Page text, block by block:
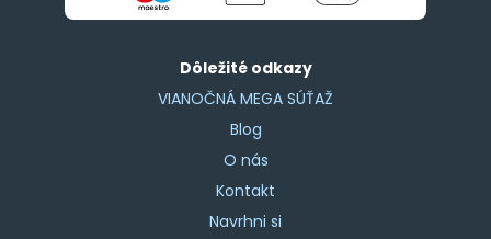
Dôležité odkazy
VIANOČNÁ MEGA SÚŤAŽ
Blog
O nás
Kontakt
Navrhni si